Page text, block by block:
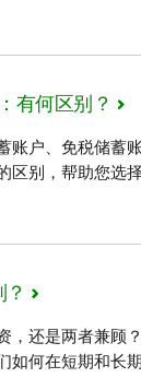
有何区别？
账户、免税储蓄
区别，帮助您选
，还是两者兼顾
如何在短期和长